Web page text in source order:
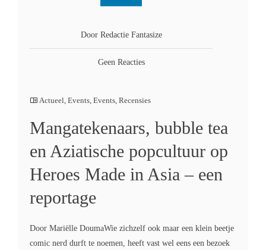
Door Redactie Fantasize
Geen Reacties
Actueel, Events, Events, Recensies
Mangatekenaars, bubble tea
en Aziatische popcultuur op
Heroes Made in Asia – een
reportage
Door Mariëlle DoumaWie zichzelf ook maar een klein beetje
comic nerd durft te noemen, heeft vast wel eens een bezoek